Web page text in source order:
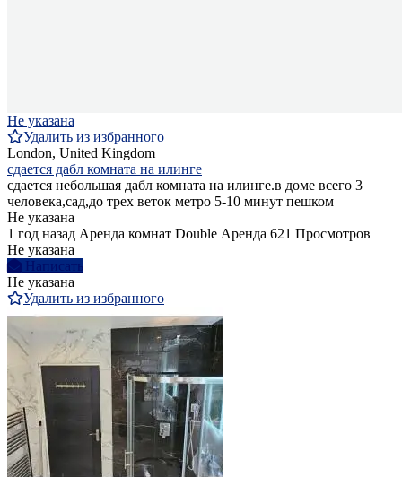
Не указана
Удалить из избранного
London, United Kingdom
сдается дабл комната на илинге
сдается небольшая дабл комната на илинге.в доме всего 3
человека,сад,до трех веток метро 5-10 минут пешком
Не указана
1 год назад Аренда комнат Double Аренда 621 Просмотров
Не указана
Написать
Не указана
Удалить из избранного